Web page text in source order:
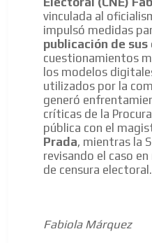
vinculada al
impulsó medidas
publicación de
cuestionamientos
los modelos
utilizados por la
generó
críticas de la
pública con el
Prada, mientras la
revisando el caso
de censura electoral.
Fabiola Márquez